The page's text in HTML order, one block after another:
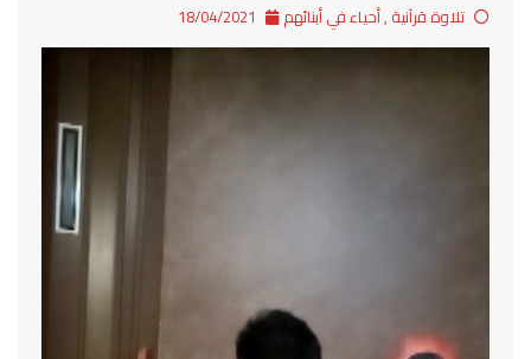
تلاوة قرآنية ,أحياء في أبنائهم